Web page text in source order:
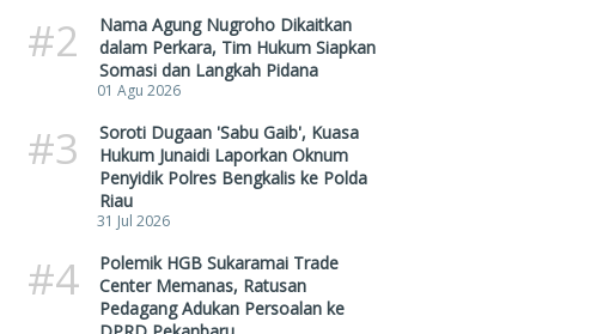
#2
Nama Agung Nugroho Dikaitkan
dalam Perkara, Tim Hukum Siapkan
Somasi dan Langkah Pidana
01 Agu 2026
#3
Soroti Dugaan 'Sabu Gaib', Kuasa
Hukum Junaidi Laporkan Oknum
Penyidik Polres Bengkalis ke Polda
Riau
31 Jul 2026
#4
Polemik HGB Sukaramai Trade
Center Memanas, Ratusan
Pedagang Adukan Persoalan ke